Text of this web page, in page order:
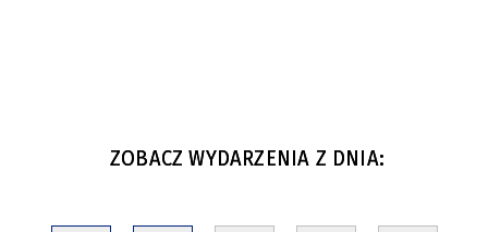
ZOBACZ WYDARZENIA Z DNIA: